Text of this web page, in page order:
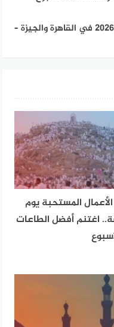
تبدأ غدًا.. جدول امتحانات شهر مارس 2026 في القاهرة والجيزة –
الأعمال المستحبة يوم
اغتنم أفضل الطاعات